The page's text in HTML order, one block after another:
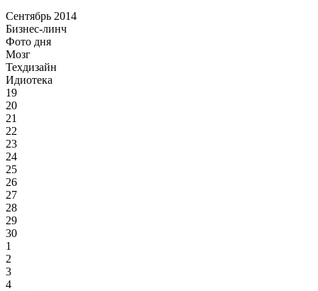
Сентябрь 2014
Бизнес-линч
Фото дня
Мозг
Техдизайн
Идиотека
19
20
21
22
23
24
25
26
27
28
29
30
1
2
3
4